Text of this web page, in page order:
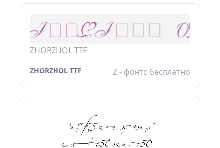
ZHORZHOL TTF
ZHORZHOL TTF Z - фонтс бесплатно